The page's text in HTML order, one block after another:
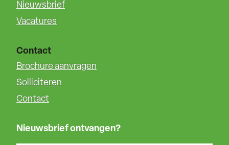
Nieuwsbrief
Vacatures
Contact
Brochure aanvragen
Solliciteren
Contact
Nieuwsbrief ontvangen?